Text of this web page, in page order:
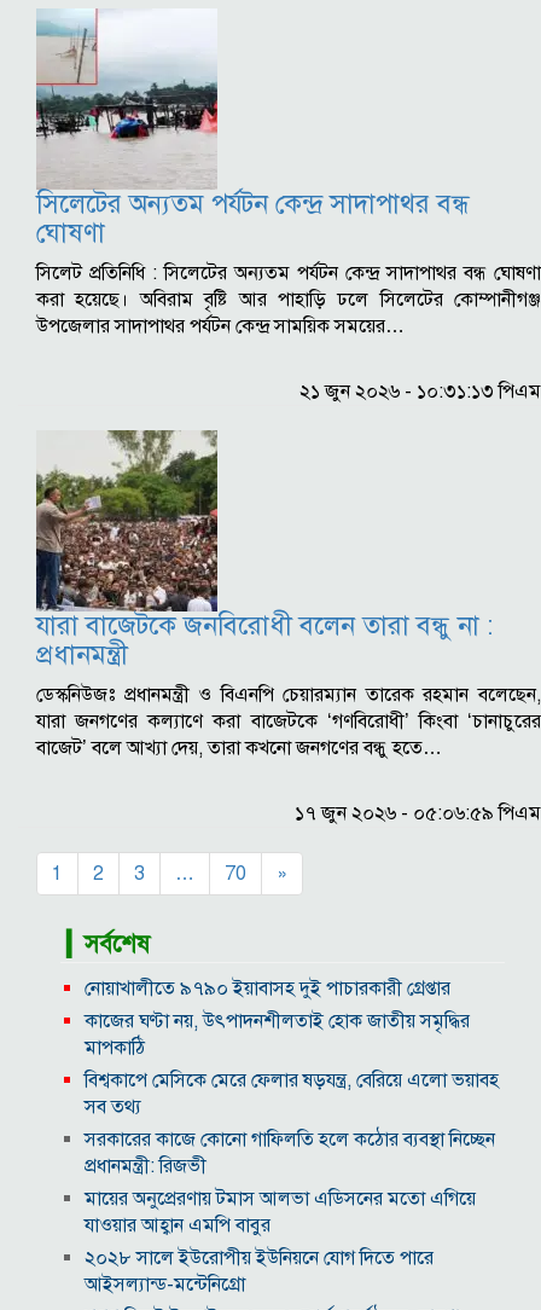
সিলেটের অন্যতম পর্যটন কেন্দ্র সাদাপাথর বন্ধ
ঘোষণা
সিলেট প্রতিনিধি : সিলেটের অন্যতম পর্যটন কেন্দ্র সাদাপাথর বন্ধ ঘোষণা
করা হয়েছে। অবিরাম বৃষ্টি আর পাহাড়ি ঢলে সিলেটের কোম্পানীগঞ্জ
উপজেলার সাদাপাথর পর্যটন কেন্দ্র সাময়িক সময়ের…
২১ জুন ২০২৬ - ১০:৩১:১৩ পিএম
যারা বাজেটকে জনবিরোধী বলেন তারা বন্ধু না :
প্রধানমন্ত্রী
ডেস্কনিউজঃ প্রধানমন্ত্রী ও বিএনপি চেয়ারম্যান তারেক রহমান বলেছেন,
যারা জনগণের কল্যাণে করা বাজেটকে ‘গণবিরোধী’ কিংবা ‘চানাচুরের
বাজেট’ বলে আখ্যা দেয়, তারা কখনো জনগণের বন্ধু হতে…
১৭ জুন ২০২৬ - ০৫:০৬:৫৯ পিএম
1 2 3 … 70 »
▎সর্বশেষ
নোয়াখালীতে ৯৭৯০ ইয়াবাসহ দুই পাচারকারী গ্রেপ্তার
কাজের ঘণ্টা নয়, উৎপাদনশীলতাই হোক জাতীয় সমৃদ্ধির
মাপকাঠি
বিশ্বকাপে মেসিকে মেরে ফেলার ষড়যন্ত্র, বেরিয়ে এলো ভয়াবহ
সব তথ্য
সরকারের কাজে কোনো গাফিলতি হলে কঠোর ব্যবস্থা নিচ্ছেন
প্রধানমন্ত্রী: রিজভী
মায়ের অনুপ্রেরণায় টমাস আলভা এডিসনের মতো এগিয়ে
যাওয়ার আহ্বান এমপি বাবুর
২০২৮ সালে ইউরোপীয় ইউনিয়নে যোগ দিতে পারে
আইসল্যান্ড-মন্টেনিগ্রো